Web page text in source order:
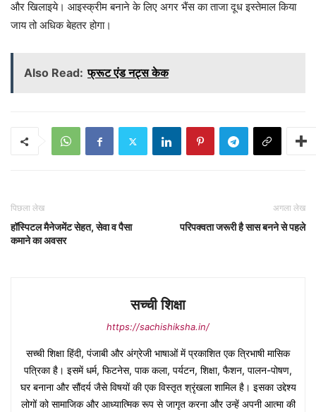
और खिलाइये। आइस्क्रीम बनाने के लिए अगर भैंस का ताजा दूध इस्तेमाल किया
जाय तो अधिक बेहतर होगा।
Also Read: फ्रूट एंड नट्स केक
पिछला लेख
हॉस्पिटल मैनेजमेंट सेहत, सेवा व पैसा
कमाने का अवसर
अगला लेख
परिपक्वता जरूरी है सास बनने से पहले
सच्ची शिक्षा
https://sachishiksha.in/
सच्ची शिक्षा हिंदी, पंजाबी और अंग्रेजी भाषाओं में प्रकाशित एक त्रिभाषी मासिक
पत्रिका है। इसमें धर्म, फिटनेस, पाक कला, पर्यटन, शिक्षा, फैशन, पालन-पोषण,
घर बनाना और सौंदर्य जैसे विषयों की एक विस्तृत श्रृंखला शामिल है। इसका उद्देश्य
लोगों को सामाजिक और आध्यात्मिक रूप से जागृत करना और उन्हें अपनी आत्मा की